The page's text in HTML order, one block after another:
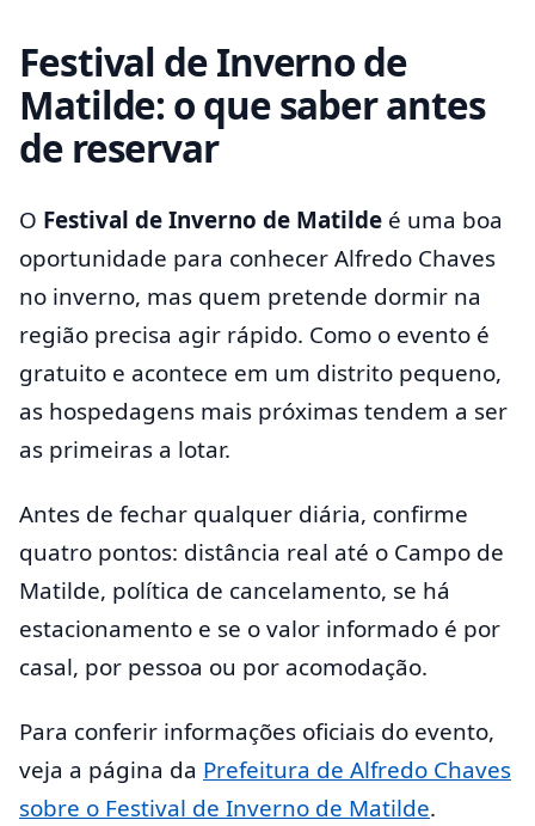
Festival de Inverno de
Matilde: o que saber antes
de reservar
O Festival de Inverno de Matilde é uma boa
oportunidade para conhecer Alfredo Chaves
no inverno, mas quem pretende dormir na
região precisa agir rápido. Como o evento é
gratuito e acontece em um distrito pequeno,
as hospedagens mais próximas tendem a ser
as primeiras a lotar.
Antes de fechar qualquer diária, confirme
quatro pontos: distância real até o Campo de
Matilde, política de cancelamento, se há
estacionamento e se o valor informado é por
casal, por pessoa ou por acomodação.
Para conferir informações oficiais do evento,
veja a página da Prefeitura de Alfredo Chaves
sobre o Festival de Inverno de Matilde.